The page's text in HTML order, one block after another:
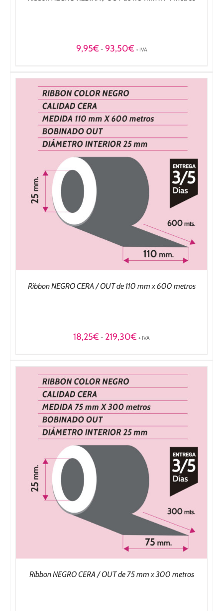
9,95€ - 93,50€Rango
+ IVA
Ribbon NEGRO CERA / OUT de 110 mm x 600 metros
18,25€ - 219,30€Rango
+ IVA
Ribbon NEGRO CERA / OUT de 75 mm x 300 metros